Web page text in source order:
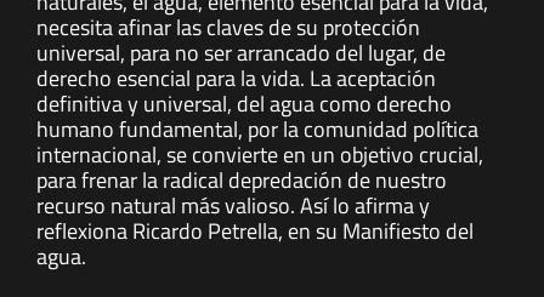
necesita afinar las claves de su protección
universal, para no ser arrancado del lugar, de
derecho esencial para la vida. La aceptación
definitiva y universal, del agua como derecho
humano fundamental, por la comunidad política
internacional, se convierte en un objetivo crucial,
para frenar la radical depredación de nuestro
recurso natural más valioso. Así lo afirma y
reflexiona Ricardo Petrella, en su Manifiesto del
agua.